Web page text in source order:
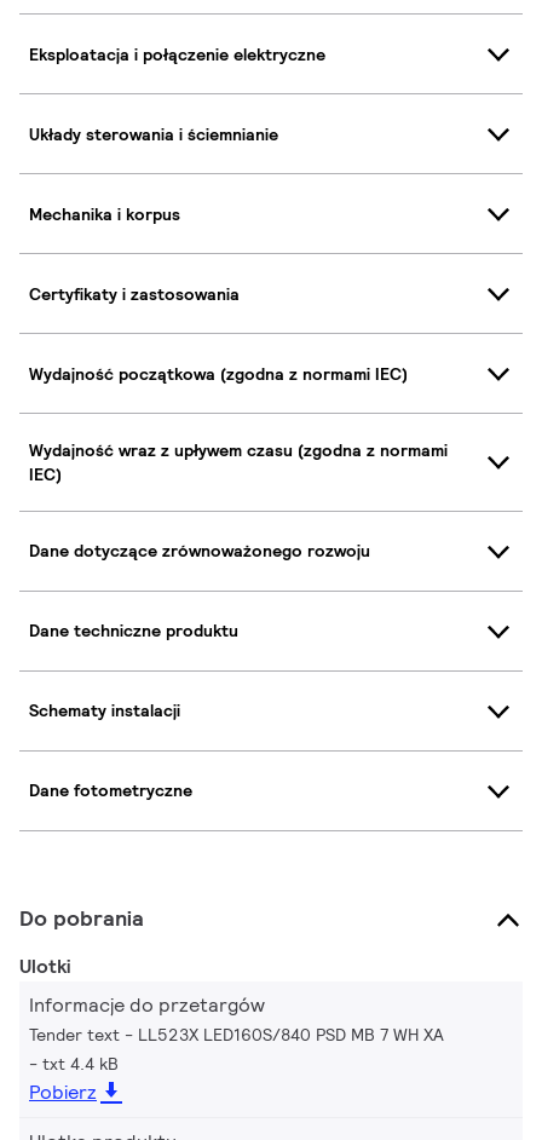
Eksploatacja i połączenie elektryczne
Układy sterowania i ściemnianie
Mechanika i korpus
Certyfikaty i zastosowania
Wydajność początkowa (zgodna z normami IEC)
Wydajność wraz z upływem czasu (zgodna z normami
IEC)
Dane dotyczące zrównoważonego rozwoju
Dane techniczne produktu
Schematy instalacji
Dane fotometryczne
Do pobrania
Ulotki
Informacje do przetargów
Tender text - LL523X LED160S/840 PSD MB 7 WH XA
txt 4.4 kB
Pobierz